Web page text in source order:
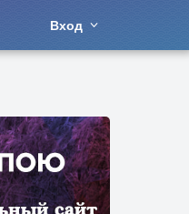
Вход